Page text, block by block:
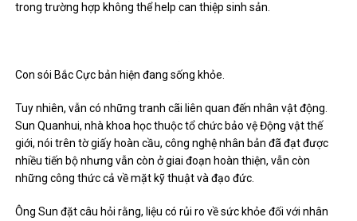
trong trường hợp không thể help can thiệp sinh sản.
Con sói Bắc Cực bản hiện đang sống khỏe.
Tuy nhiên, vẫn có những tranh cãi liên quan đến nhân vật động.
Sun Quanhui, nhà khoa học thuộc tổ chức bảo vệ Động vật thế
giới, nói trên tờ giấy hoàn cầu, công nghệ nhân bản đã đạt được
nhiều tiến bộ nhưng vẫn còn ở giai đoạn hoàn thiện, vẫn còn
những công thức cả về mặt kỹ thuật và đạo đức.
Ông Sun đặt câu hỏi rằng, liệu có rủi ro về sức khỏe đối với nhân